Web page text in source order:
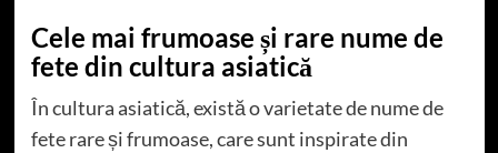
Cele mai frumoase și rare nume de
fete din cultura asiatică
În cultura asiatică, există o varietate de nume de
fete rare și frumoase, care sunt inspirate din